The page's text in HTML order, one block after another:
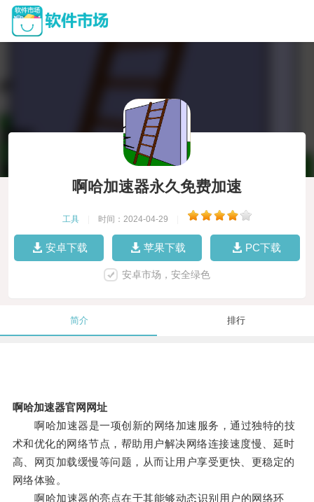
啊哈加速器永久免费加速
工具 时间：2024-04-29
安卓下载 苹果下载 PC下载
安卓市场，安全绿色
简介 排行
啊哈加速器官网网址
啊哈加速器是一项创新的网络加速服务，通过独特的技
术和优化的网络节点，帮助用户解决网络连接速度慢、延时
高、网页加载缓慢等问题，从而让用户享受更快、更稳定的
网络体验。
啊哈加速器的亮点在于其能够动态识别用户的网络环